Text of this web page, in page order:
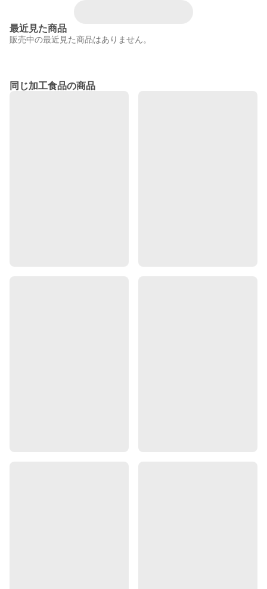
最近見た商品
販売中の最近見た商品はありません。
同じ加工食品の商品